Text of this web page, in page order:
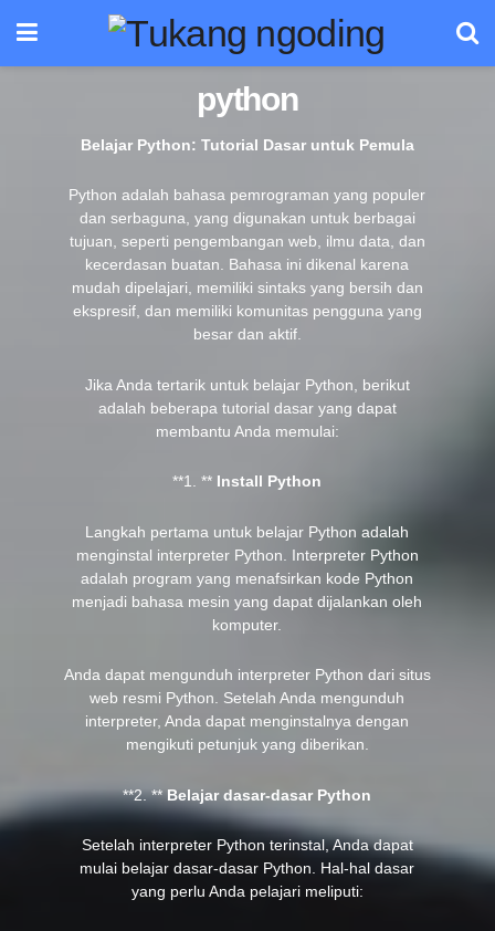
python
Belajar Python: Tutorial Dasar untuk Pemula
Python adalah bahasa pemrograman yang populer
dan serbaguna, yang digunakan untuk berbagai
tujuan, seperti pengembangan web, ilmu data, dan
kecerdasan buatan. Bahasa ini dikenal karena
mudah dipelajari, memiliki sintaks yang bersih dan
ekspresif, dan memiliki komunitas pengguna yang
besar dan aktif.
Jika Anda tertarik untuk belajar Python, berikut
adalah beberapa tutorial dasar yang dapat
membantu Anda memulai:
**1. ** Install Python
Langkah pertama untuk belajar Python adalah
menginstal interpreter Python. Interpreter Python
adalah program yang menafsirkan kode Python
menjadi bahasa mesin yang dapat dijalankan oleh
komputer.
Anda dapat mengunduh interpreter Python dari situs
web resmi Python. Setelah Anda mengunduh
interpreter, Anda dapat menginstalnya dengan
mengikuti petunjuk yang diberikan.
**2. **Belajar dasar-dasar Python
Setelah interpreter Python terinstal, Anda dapat
mulai belajar dasar-dasar Python. Hal-hal dasar
yang perlu Anda pelajari meliputi: